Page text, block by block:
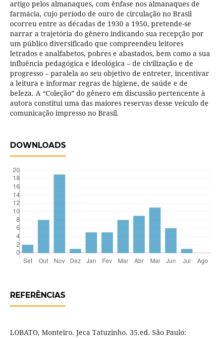
artigo pelos almanaques, com ênfase nos almanaques de
farmácia, cujo período de ouro de circulação no Brasil
ocorreu entre as décadas de 1930 a 1950, pretende-se
narrar a trajetória do gênero indicando sua recepção por
um público diversificado que compreendeu leitores
letrados e analfabetos, pobres e abastados, bem como a sua
influência pedagógica e ideológica – de civilização e de
progresso – paralela ao seu objetivo de entreter, incentivar
a leitura e informar regras de higiene, de saúde e de
beleza. A “Coleção” do gênero em discussão pertencente à
autora constitui uma das maiores reservas desse veículo de
comunicação impresso no Brasil.
DOWNLOADS
REFERÊNCIAS
LOBATO, Monteiro. Jeca Tatuzinho. 35.ed. São Paulo: